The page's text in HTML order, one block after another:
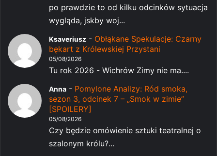
po prawdzie to od kilku odcinków sytuacja
wygląda, jskby woj...
Ksaveriusz - Obłąkane Spekulacje: Czarny
bękart z Królewskiej Przystani
05/08/2026
Tu rok 2026 - Wichrów Zimy nie ma....
Anna - Pomylone Analizy: Ród smoka,
sezon 3, odcinek 7 – „Smok w zimie”
[SPOILERY]
05/08/2026
Czy będzie omówienie sztuki teatralnej o
szalonym królu?...